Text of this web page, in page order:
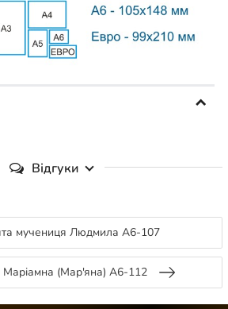
Відгуки
мучениця Людмила А6-107
Маріамна (Мар'яна) А6-112